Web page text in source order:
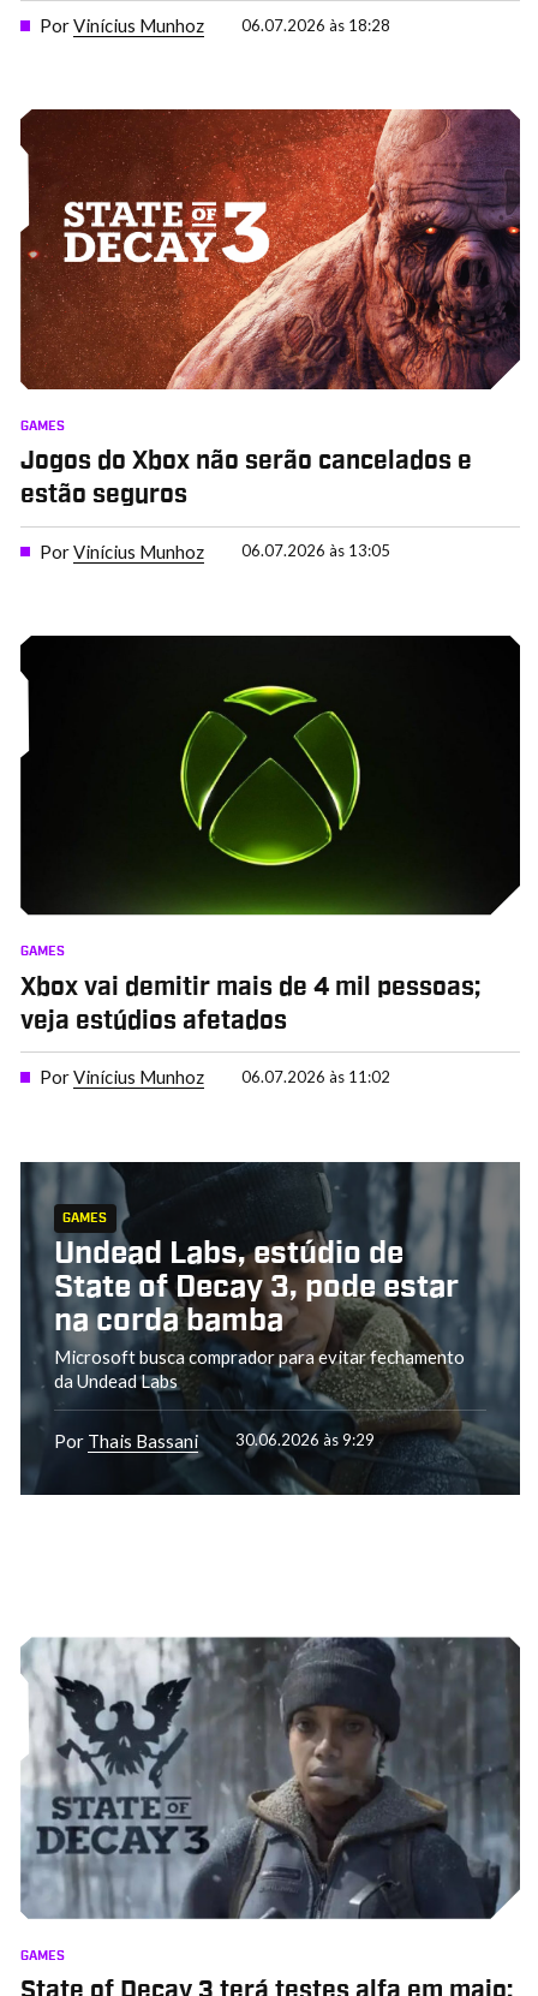
PorVinícius Munhoz 06.07.2026 às 18:28
GAMES
Jogos do Xbox não serão cancelados e
estão seguros
PorVinícius Munhoz 06.07.2026 às 13:05
GAMES
Xbox vai demitir mais de 4 mil pessoas;
veja estúdios afetados
PorVinícius Munhoz 06.07.2026 às 11:02
GAMES
Undead Labs, estúdio de
State of Decay 3, pode estar
na corda bamba
Microsoft busca comprador para evitar fechamento
da Undead Labs
Por Thais Bassani 30.06.2026 às 9:29
GAMES